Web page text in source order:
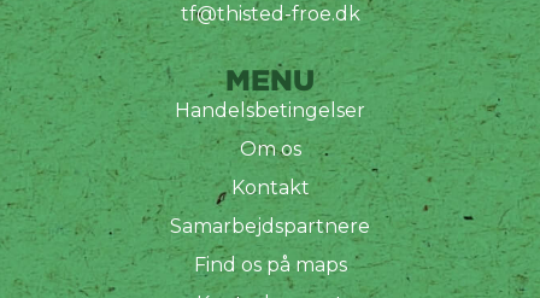
tf@thisted-froe.dk
MENU
Handelsbetingelser
Om os
Kontakt
Samarbejdspartnere
Find os på maps